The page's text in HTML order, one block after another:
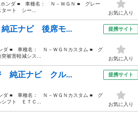
ンダ ■ 車種名： Ｎ－ＷＧＮ ■ グレー
ート シー...
お気に入り
正ナビ 後席モ...
■ 車種名： Ｎ－ＷＧＮカスタム ■ グ
害軽減シス...
提携サイト
お気に入り
純正ナビ クル...
■ 車種名： Ｎ－ＷＧＮカスタム ■ グ
フト ＥＴＣ...
提携サイト
お気に入り